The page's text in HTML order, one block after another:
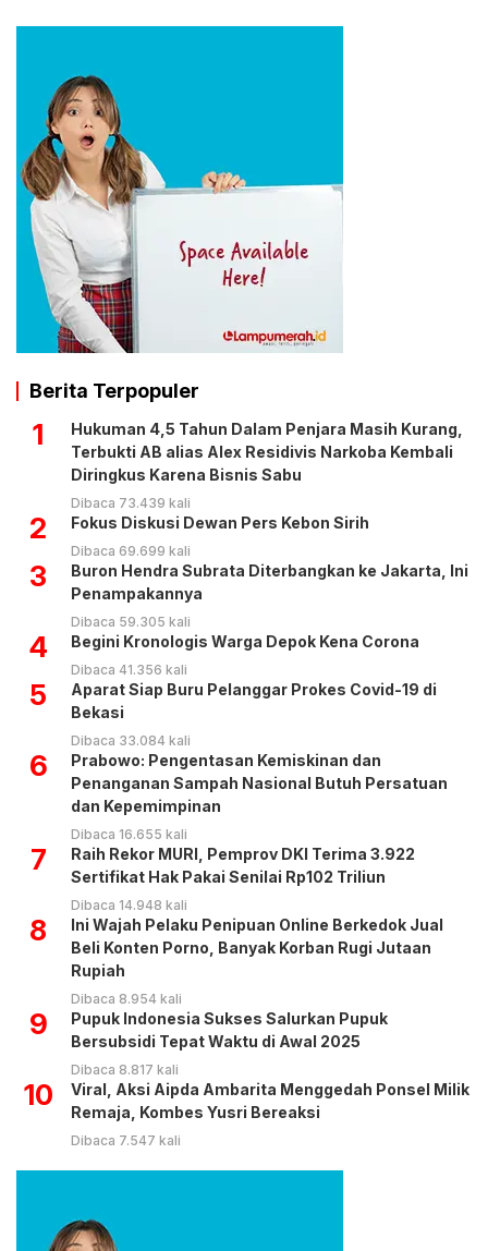
Berita Terpopuler
1
Hukuman 4,5 Tahun Dalam Penjara Masih Kurang,
Terbukti AB alias Alex Residivis Narkoba Kembali
Diringkus Karena Bisnis Sabu
Dibaca 73.439 kali
2 Fokus Diskusi Dewan Pers Kebon Sirih
Dibaca 69.699 kali
3
Buron Hendra Subrata Diterbangkan ke Jakarta, Ini
Penampakannya
Dibaca 59.305 kali
4 Begini Kronologis Warga Depok Kena Corona
Dibaca 41.356 kali
5
Aparat Siap Buru Pelanggar Prokes Covid-19 di
Bekasi
Dibaca 33.084 kali
6
Prabowo: Pengentasan Kemiskinan dan
Penanganan Sampah Nasional Butuh Persatuan
dan Kepemimpinan
Dibaca 16.655 kali
7
Raih Rekor MURI, Pemprov DKI Terima 3.922
Sertifikat Hak Pakai Senilai Rp102 Triliun
Dibaca 14.948 kali
8
Ini Wajah Pelaku Penipuan Online Berkedok Jual
Beli Konten Porno, Banyak Korban Rugi Jutaan
Rupiah
Dibaca 8.954 kali
9
Pupuk Indonesia Sukses Salurkan Pupuk
Bersubsidi Tepat Waktu di Awal 2025
Dibaca 8.817 kali
10
Viral, Aksi Aipda Ambarita Menggedah Ponsel Milik
Remaja, Kombes Yusri Bereaksi
Dibaca 7.547 kali